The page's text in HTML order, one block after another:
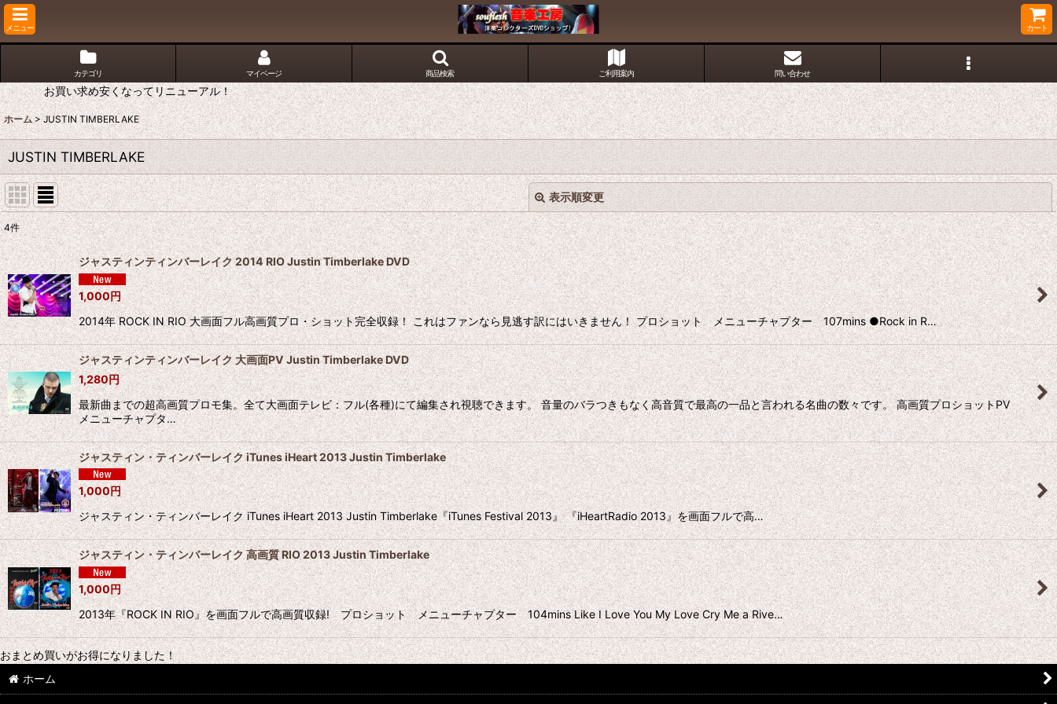
メニュー カート
カテゴリ マイページ 商品検索 ご利用案内 問い合わせ
お買い求め安くなってリニューアル！
ホーム > JUSTIN TIMBERLAKE
JUSTIN TIMBERLAKE
表示順変更
表示数:
並び順:
絞り込む
閉じる
4件
ジャスティンティンバーレイク 2014 RIO Justin Timberlake DVD
1,000円
2014年 ROCK IN RIO 大画面フル高画質プロ・ショット完全収録！ これはファンなら見逃す訳にはいきません！ プロショット メニューチャプター 107mins ●Rock in R…
ジャスティンティンバーレイク 大画面PV Justin Timberlake DVD
1,280円
最新曲までの超高画質プロモ集。全て大画面テレビ：フル(各種)にて編集され視聴できます。 音量のバラつきもなく高音質で最高の一品と言われる名曲の数々です。 高画質プロショットPV
メニューチャプタ…
ジャスティン・ティンバーレイク iTunes iHeart 2013 Justin Timberlake
1,000円
ジャスティン・ティンバーレイク iTunes iHeart 2013 Justin Timberlake『iTunes Festival 2013』 『iHeartRadio 2013』を画面フルで高…
ジャスティン・ティンバーレイク 高画質 RIO 2013 Justin Timberlake
1,000円
2013年『ROCK IN RIO』を画面フルで高画質収録! プロショット メニューチャプター 104mins Like I Love You My Love Cry Me a Rive…
おまとめ買いがお得になりました！
ホーム